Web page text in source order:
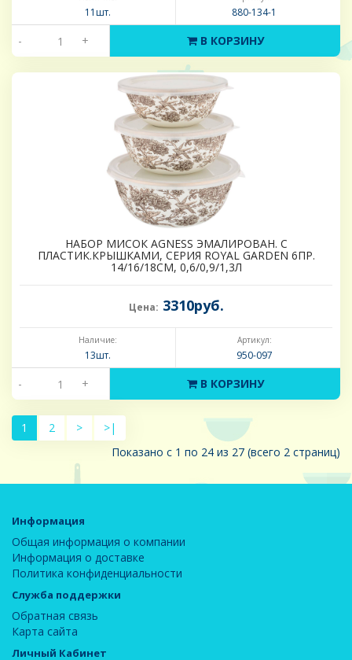
11шт. 880-134-1
- + В КОРЗИНУ
НАБОР МИСОК AGNESS ЭМАЛИРОВАН. С
ПЛАСТИК.КРЫШКАМИ, СЕРИЯ ROYAL GARDEN 6ПР.
14/16/18СМ, 0,6/0,9/1,3Л
Цена: 3310руб.
Наличие:
13шт.
Артикул:
950-097
- + В КОРЗИНУ
1 2 >
>|
Показано с 1 по 24 из 27 (всего 2 страниц)
Информация
Общая информация о компании
Информация о доставке
Политика конфиденциальности
Служба поддержки
Обратная связь
Карта сайта
Личный Кабинет